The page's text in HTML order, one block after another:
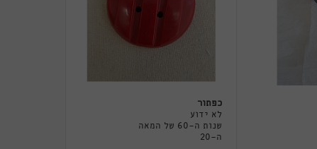
כפתור
לא ידוע
שנות ה-60 של המאה
ה-20